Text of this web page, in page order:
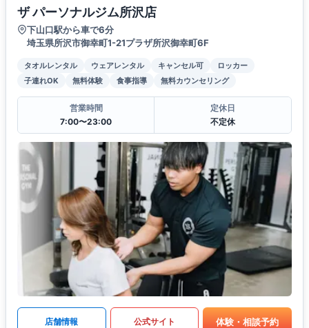
ザ パーソナルジム所沢店
下山口駅から車で6分
埼玉県所沢市御幸町1-21プラザ所沢御幸町6F
タオルレンタル ウェアレンタル キャンセル可
ロッカー
子連れOK
無料体験 食事指導 無料カウンセリング
営業時間
7:00〜23:00
定休日
不定休
店舗情報 公式サイト 体験・相談予約